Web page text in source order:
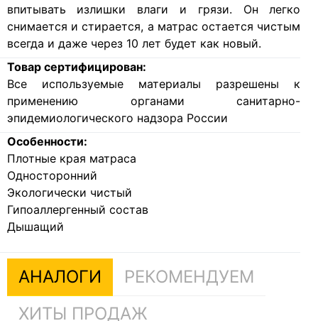
впитывать излишки влаги и грязи. Он легко
снимается и стирается, а матрас остается чистым
всегда и даже через 10 лет будет как новый.
Товар сертифицирован:
Все используемые материалы разрешены к
применению органами санитарно-
эпидемиологического надзора России
Особенности:
Плотные края матраса
Односторонний
Экологически чистый
Гипоаллергенный состав
Дышащий
АНАЛОГИ
РЕКОМЕНДУЕМ
ХИТЫ ПРОДАЖ